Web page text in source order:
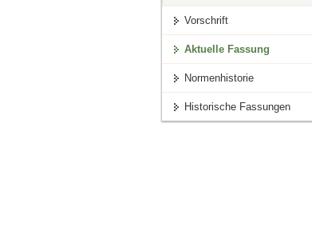
Vorschrift
Aktuelle Fassung
Normenhistorie
Historische Fassungen